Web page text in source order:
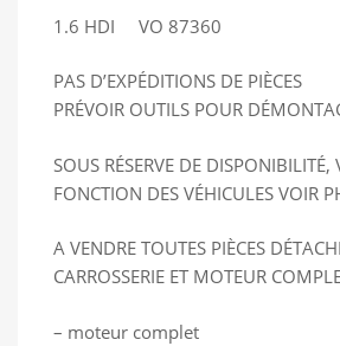
1.6 HDI VO 87360
PAS D’EXPÉDITIONS DE PIÈCES
PRÉVOIR OUTILS POUR
SOUS RÉSERVE DE DISPONIBILITÉ,
FONCTION DES VÉHICULES VOIR
A VENDRE TOUTES PIÈCES
CARROSSERIE ET MOTEUR
– moteur complet